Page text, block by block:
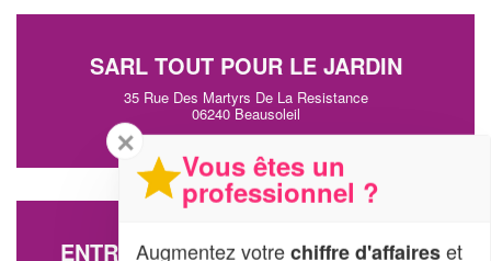
SARL TOUT POUR LE JARDIN
35 Rue Des Martyrs De La Resistance
06240 Beausoleil
ENTREPRISE MARTELLINI MATTEO
✕
Vous êtes un
professionnel ?
Augmentez votrechiffre d'affaireset